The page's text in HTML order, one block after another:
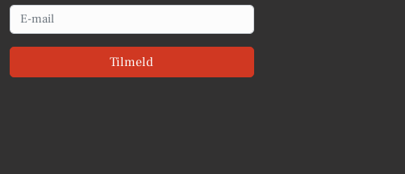
Email
Tilmeld